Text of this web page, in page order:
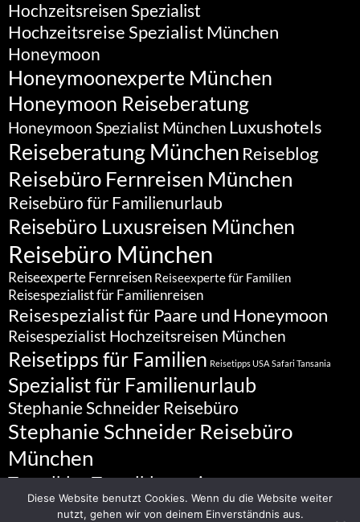
Hochzeitsreisen Spezialist
Hochzeitsreise Spezialist München
Honeymoon
Honeymoonexperte München
Honeymoon Reiseberatung
Honeymoon Spezialist München Luxushotels
Reiseberatung München Reiseblog
Reisebüro Fernreisen München
Reisebüro für Familienurlaub
Reisebüro Luxusreisen München
Reisebüro München
Reiseexperte Fernreisen Reiseexperte für Familien
Reisespezialist für Familienreisen
Reisespezialist für Paare und Honeymoon
Reisespezialist Hochzeitsreisen München
Reisetipps für Familien Reisetipps USA Safari Tansania
Spezialist für Familienurlaub
Stephanie Schneider Reisebüro
Stephanie Schneider Reisebüro
München
TravelblogTravelbloggerin
Diese Website benutzt Cookies. Wenn du die Website weiter
nutzt, gehen wir von deinem Einverständnis aus.